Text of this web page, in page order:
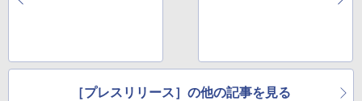
［プレスリリース］の他の記事を見る